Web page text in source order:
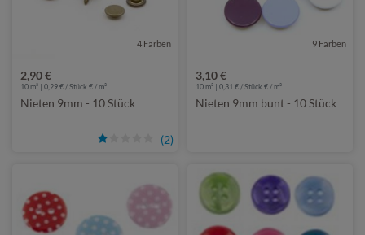
4 Farben
2,90 €
(2)
10 m² | 0,29 € / Stück € / m²
Nieten 9mm - 10 Stück
9 Farben
3,10 €
10 m² | 0,31 € / Stück € / m²
Nieten 9mm bunt - 10 Stück